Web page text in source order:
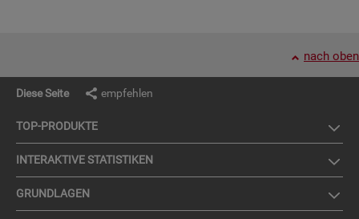
nach oben
Diese Seite empfehlen
TOP-PRO­DUK­TE
IN­TER­AK­TI­VE STA­TIS­TI­KEN
GRUND­LA­GEN